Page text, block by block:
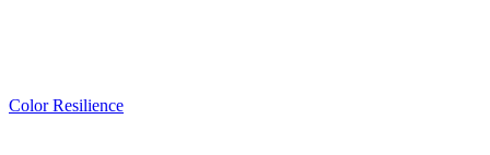
Color Resilience